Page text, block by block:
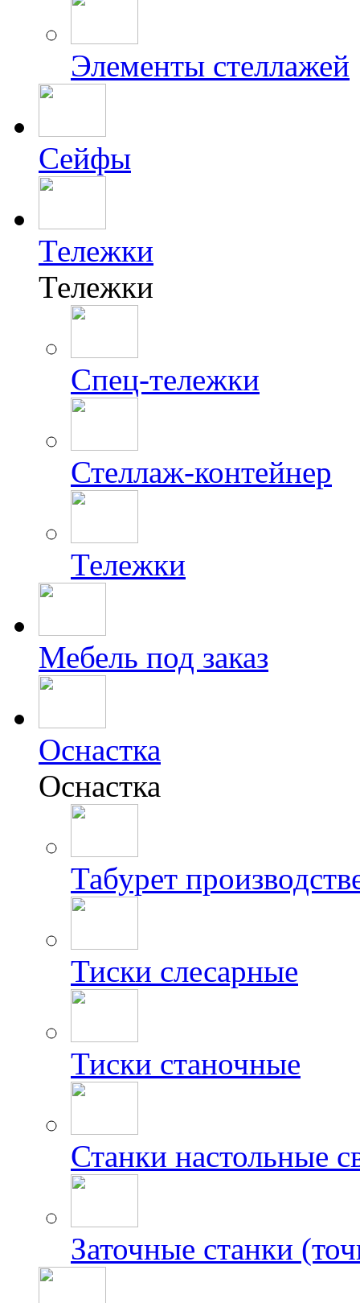
Элементы стеллажей
Сейфы
Тележки
Тележки
Спец-тележки
Стеллаж-контейнер
Тележки
Мебель под заказ
Оснастка
Оснастка
Табурет
Тиски слесарные
Тиски станочные
Станки настольные
Заточные станки